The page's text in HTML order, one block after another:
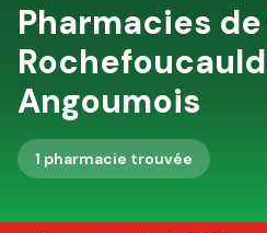
Pharmacies
Angoumois
1 pharmacie trouvée